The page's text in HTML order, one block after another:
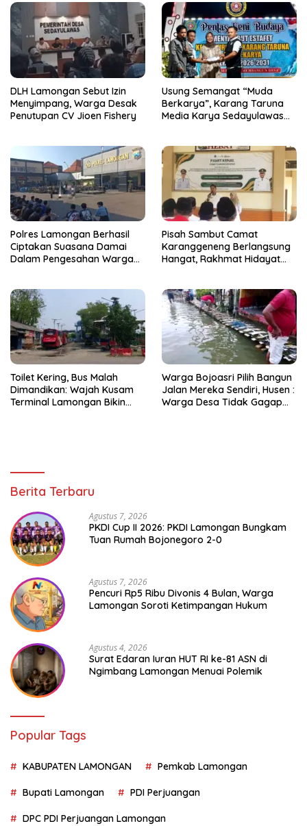
DLH Lamongan Sebut Izin
Menyimpang, Warga Desak
Penutupan CV Jioen Fishery
Usung Semangat “Muda
Berkarya”, Karang Taruna
Media Karya Sedayulawas
Polres Lamongan Berhasil
Ciptakan Suasana Damai
Dalam Pengesahan Warga
Pisah Sambut Camat
Karanggeneng Berlangsung
Hangat, Rakhmat Hidayat
Toilet Kering, Bus Malah
Dimandikan: Wajah Kusam
Terminal Lamongan Bikin
Warga Bojoasri Pilih Bangun
Jalan Mereka Sendiri, Husen :
Warga Desa Tidak Gagap
Berita Terbaru
Agustus 7, 2026
PKDI Cup II 2026: PKDI Lamongan Bungkam
Tuan Rumah Bojonegoro 2-0
Agustus 7, 2026
Pencuri Rp5 Ribu Divonis 4 Bulan, Warga
Lamongan Soroti Ketimpangan Hukum
Agustus 4, 2026
Surat Edaran Iuran HUT RI ke-81 ASN di
Ngimbang Lamongan Menuai Polemik
Popular Tags
KABUPATEN LAMONGAN Pemkab Lamongan
Bupati Lamongan PDI Perjuangan
DPC PDI Perjuangan Lamongan